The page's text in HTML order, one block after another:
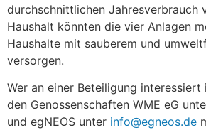
durchschnittlichen Jahresverbrauch
Haushalt könnten die vier Anlagen
Haushalte mit sauberem und
versorgen.
Wer an einer Beteiligung interessiert
den Genossenschaften WME eG
und egNEOS unter info@egneos.de